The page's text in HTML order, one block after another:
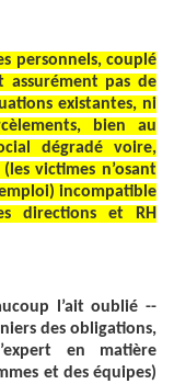
personnels, couplé
assurément pas de
existantes, ni
bien au
dégradé voire,
victimes n’osant
incompatible
directions et RH
l’ait oublié --
des obligations,
expert en matière
et des équipes)